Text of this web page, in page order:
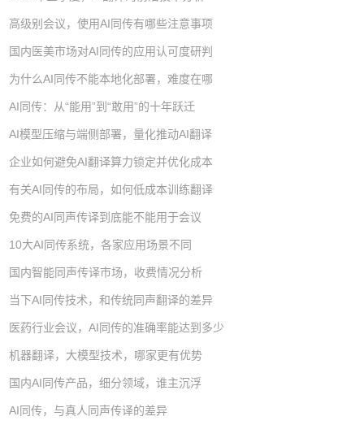
高级别会议，使用AI同传有哪些注意事项
国内医美市场对AI同传的应用认可度研判
为什么AI同传不能本地化部署，难度在哪
AI同传：从“能用”到“敢用”的十年跃迁
AI模型压缩与端侧部署，量化推动AI翻译
企业如何避免AI翻译算力锁定并优化成本
有关AI同传的布局，如何低成本训练翻译
免费的AI同声传译到底能不能用于会议
10大AI同传系统，各家应用场景不同
国内智能同声传译市场，收费情况分析
当下AI同传技术，和传统同声翻译的差异
医药行业会议，AI同传的准确率能达到多少
机器翻译，大模型技术，哪家更有优势
国内AI同传产品，细分领域，谁主沉浮
AI同传，与真人同声传译的差异